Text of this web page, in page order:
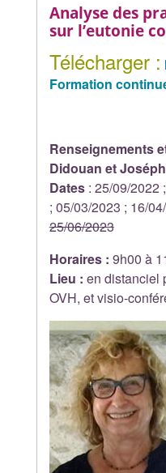
Analyse des
sur l’eutonie
Télécharger :
Formation
Renseignements
Didouan et
Dates: 25/09/2022
; 05/03/2023 ; 16/
25/06/2023
Horaires : 9h00 à
Lieu : en distanciel
OVH, et visio-